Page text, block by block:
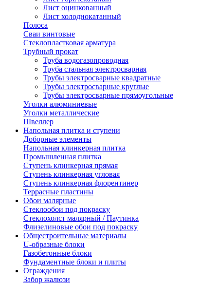
Лист оцинкованный
Лист холоднокатанный
Полоса
Сваи винтовые
Стеклопластковая арматура
Трубный прокат
Труба водогазопроводная
Труба стальная электросварная
Трубы электросварные квадратные
Трубы электросварные круглые
Трубы электросварные прямоугольные
Уголки алюминиевые
Уголки металлические
Швеллер
Напольная плитка и ступени
Доборные элементы
Напольная клинкерная плитка
Промышленная плитка
Ступень клинкерная прямая
Ступень клинкерная угловая
Ступень клинкерная флорентинер
Террасные пластины
Обои малярные
Стеклообои под покраску
Стеклохолст малярный / Паутинка
Флизелиновые обои под покраску
Общестроительные материалы
U-образные блоки
Газобетонные блоки
Фундаментные блоки и плиты
Ограждения
Забор жалюзи